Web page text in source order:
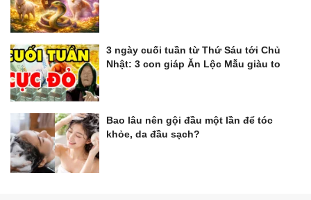
3 ngày cuối tuần từ Thứ Sáu tới Chủ
Nhật: 3 con giáp Ăn Lộc Mẫu giàu to
Bao lâu nên gội đầu một lần để tóc
khỏe, da đầu sạch?